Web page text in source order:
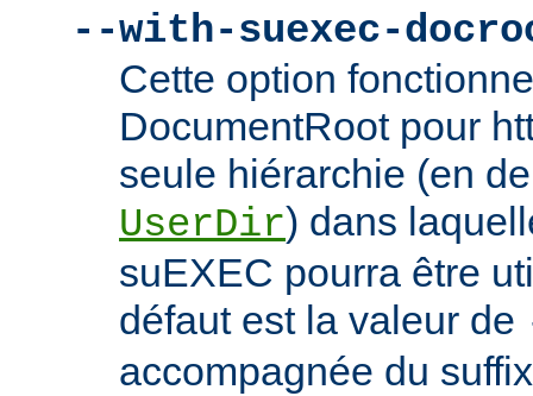
--with-suexec-
Cette option
DocumentRoot pour
seule hiérarchie (en
UserDir) dans
suEXEC pourra être
défaut est la valeur de
accompagnée du